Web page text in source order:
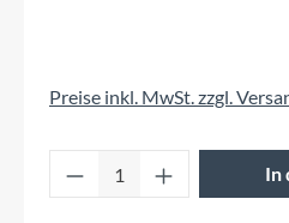
Preise inkl. MwSt. zzgl.
Produkt Anzahl: In